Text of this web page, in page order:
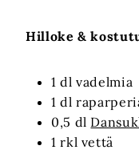
Hilloke &
1 dl vadelmia
1 dl
0,5 dl
1 rkl vettä